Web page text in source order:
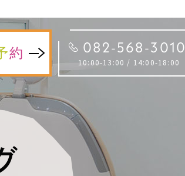
約 082-568-3010
10:00-13:00 / 14:00-18:00